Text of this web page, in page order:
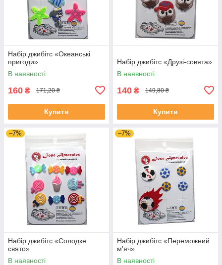
Набір джибітс «Океанські
пригоди»
В наявності
160 ₴ 171,20 ₴
Купити
Набір джибітс «Друзі-совята»
В наявності
140 ₴ 149,80 ₴
Купити
–7%
Набір джибітс «Солодке
свято»
В наявності
–7%
Набір джибітс «Переможний
м'яч»
В наявності